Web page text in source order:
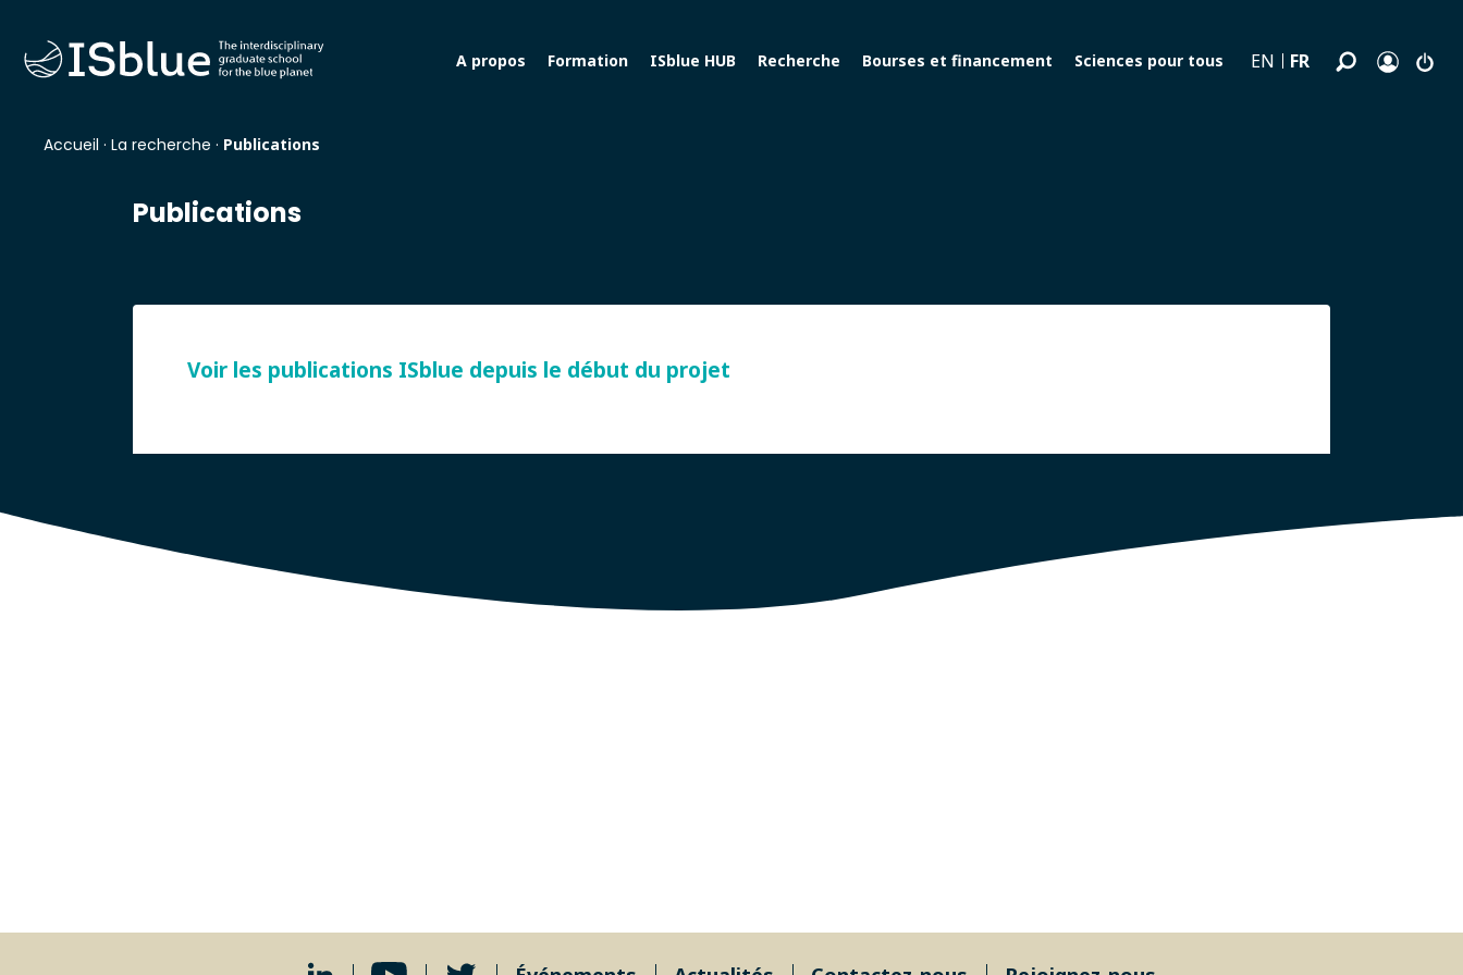
A propos Formation ISblue HUB Recherche Bourses et financement Sciences pour tous EN FR
Accueil · La recherche · Publications
Publications
Voir les publications ISblue depuis le début du projet